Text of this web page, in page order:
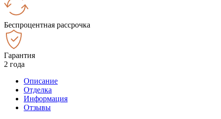
Беспроцентная рассрочка
Гарантия
2 года
Описание
Отделка
Информация
Отзывы